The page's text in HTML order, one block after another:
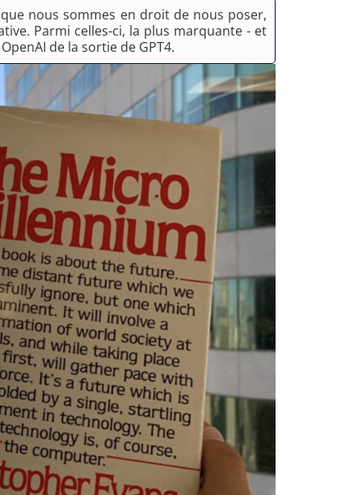
nous sommes en droit de nous poser,
Parmi celles-ci, la plus marquante - et
de la sortie de GPT4.